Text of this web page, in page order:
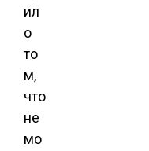
ил
о
то
м,
что
не
мо